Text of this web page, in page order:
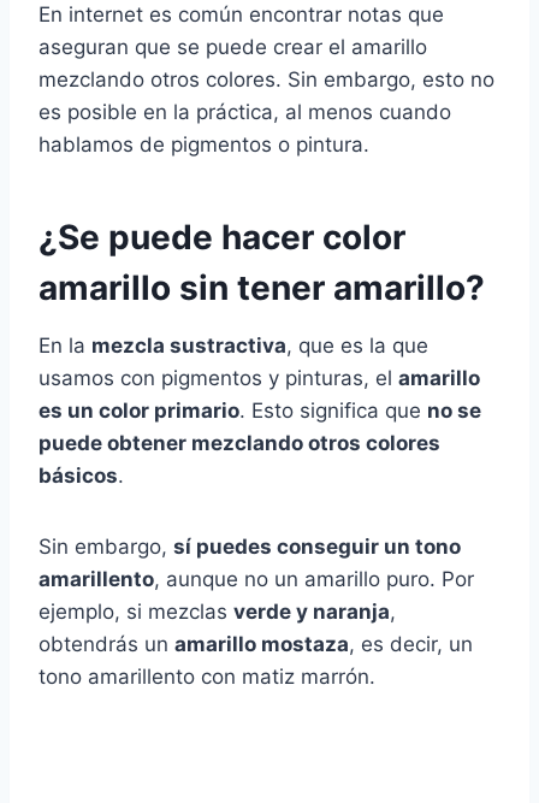
En internet es común encontrar notas que
aseguran que se puede crear el amarillo
mezclando otros colores. Sin embargo, esto no
es posible en la práctica, al menos cuando
hablamos de pigmentos o pintura.
¿Se puede hacer color
amarillo sin tener amarillo?
En la mezcla sustractiva, que es la que
usamos con pigmentos y pinturas, el amarillo
es un color primario. Esto significa que no se
puede obtener mezclando otros colores
básicos.
Sin embargo, sí puedes conseguir un tono
amarillento, aunque no un amarillo puro. Por
ejemplo, si mezclas verde y naranja,
obtendrás un amarillo mostaza, es decir, un
tono amarillento con matiz marrón.